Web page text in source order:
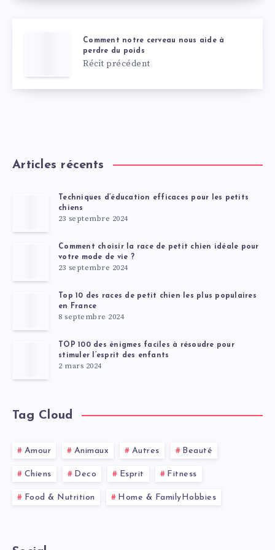
Comment notre cerveau nous aide à
perdre du poids
Récit précédent
Articles récents
Techniques d’éducation efficaces pour les petits
chiens
23 septembre 2024
Comment choisir la race de petit chien idéale pour
votre mode de vie ?
23 septembre 2024
Top 10 des races de petit chien les plus populaires
en France
8 septembre 2024
TOP 100 des énigmes faciles à résoudre pour
stimuler l’esprit des enfants
2 mars 2024
Tag Cloud
Amour Animaux Autres Beauté
Chiens Deco Esprit Fitness
Food & Nutrition Home & FamilyHobbies